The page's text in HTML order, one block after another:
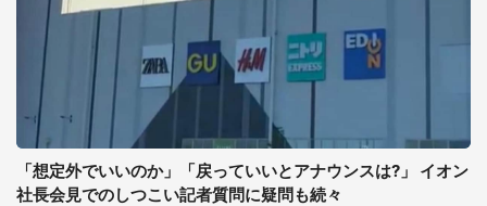
「想定外でいいのか」「戻っていいとアナウンスは?」 イオン
社長会見でのしつこい記者質問に疑問も続々